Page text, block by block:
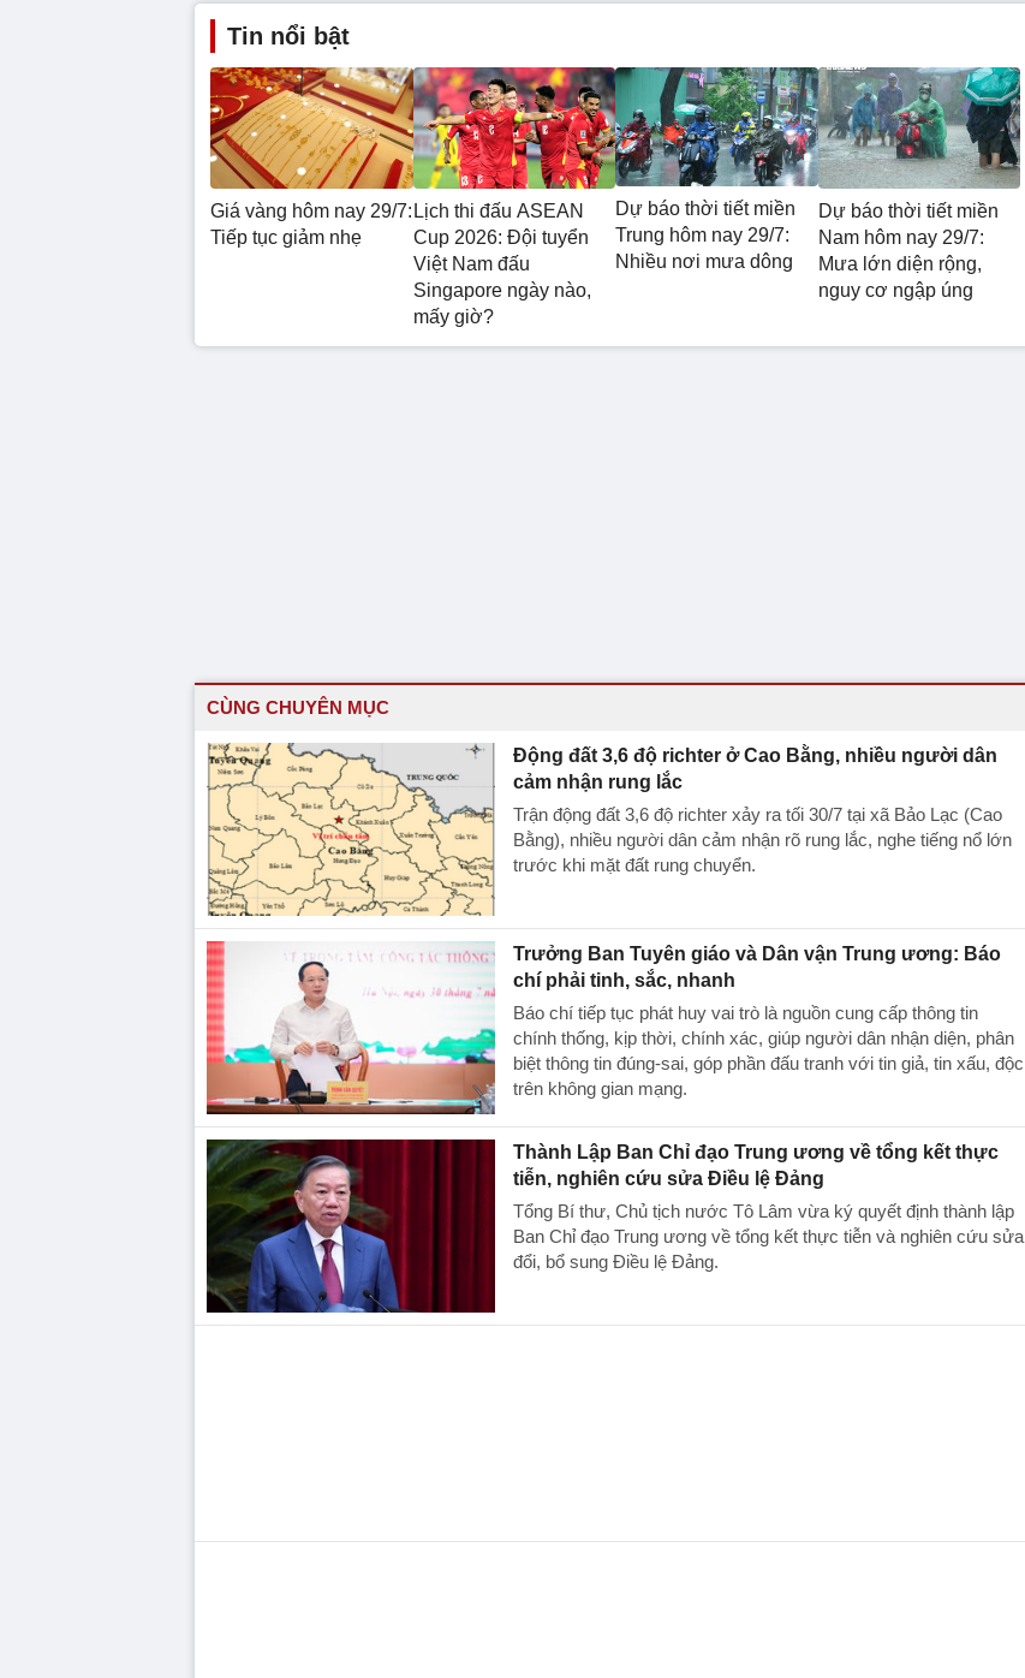
Tin nổi bật
Giá vàng hôm nay 29/7:
Tiếp tục giảm nhẹ
Lịch thi đấu ASEAN
Cup 2026: Đội tuyển
Việt Nam đấu
Singapore ngày nào,
mấy giờ?
Dự báo thời tiết miền
Trung hôm nay 29/7:
Nhiều nơi mưa dông
Dự báo thời tiết miền
Nam hôm nay 29/7:
Mưa lớn diện rộng,
nguy cơ ngập úng
CÙNG CHUYÊN MỤC
Động đất 3,6 độ richter ở Cao Bằng, nhiều người dân
cảm nhận rung lắc
Trận động đất 3,6 độ richter xảy ra tối 30/7 tại xã Bảo Lạc (Cao
Bằng), nhiều người dân cảm nhận rõ rung lắc, nghe tiếng nổ lớn
trước khi mặt đất rung chuyển.
Trưởng Ban Tuyên giáo và Dân vận Trung ương: Báo
chí phải tinh, sắc, nhanh
Báo chí tiếp tục phát huy vai trò là nguồn cung cấp thông tin
chính thống, kịp thời, chính xác, giúp người dân nhận diện, phân
biệt thông tin đúng-sai, góp phần đấu tranh với tin giả, tin xấu, độc
trên không gian mạng.
Thành Lập Ban Chỉ đạo Trung ương về tổng kết thực
tiễn, nghiên cứu sửa Điều lệ Đảng
Tổng Bí thư, Chủ tịch nước Tô Lâm vừa ký quyết định thành lập
Ban Chỉ đạo Trung ương về tổng kết thực tiễn và nghiên cứu sửa
đổi, bổ sung Điều lệ Đảng.